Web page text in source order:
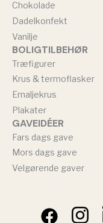
Chokolade
Dadelkonfekt
Vanilje
BOLIGTILBEHØR
Træfigurer
Krus & termoflasker
Emaljekrus
Plakater
GAVEIDÉER
Fars dags gave
Mors dags gave
Velgørende gaver